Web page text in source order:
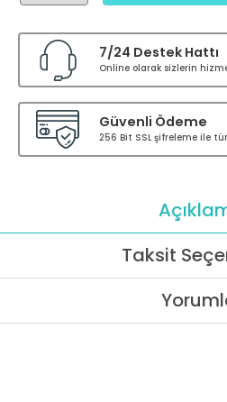
7/24 Destek Hattı
Online olarak sizlerin
Güvenli Ödeme
256 Bit SSL şifreleme ile
Taksit